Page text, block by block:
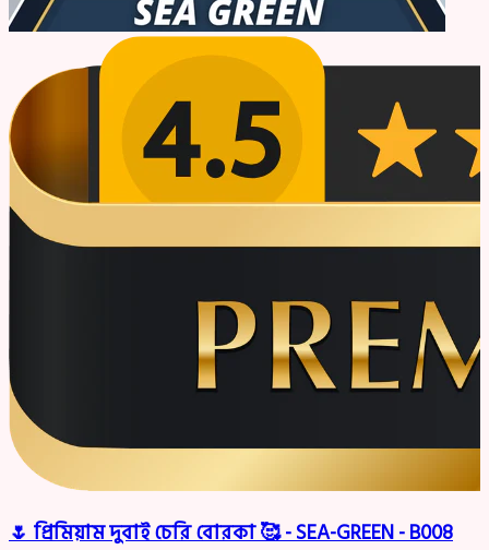
🌷 প্রিমিয়াম দুবাই চেরি বোরকা 🥰 - SEA-GREEN - B008